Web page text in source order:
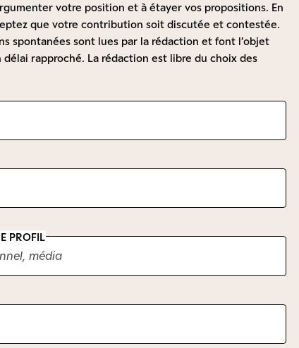
votre position et à étayer vos propositions. En
que votre contribution soit discutée et contestée.
spontanées sont lues par la rédaction et font l’objet
délai rapproché. La rédaction est libre du choix des
PROFIL